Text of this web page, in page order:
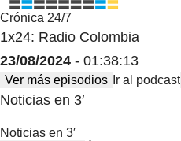
Crónica 24/7
1x24: Radio Colombia
23/08/2024 - 01:38:13
Ver más episodios Ir al podcast
Noticias en 3′
Noticias en 3′